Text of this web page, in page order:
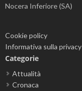
Nocera Inferiore (SA)
Cookie policy
Informativa sulla privacy
Categorie
Attualità
Cronaca